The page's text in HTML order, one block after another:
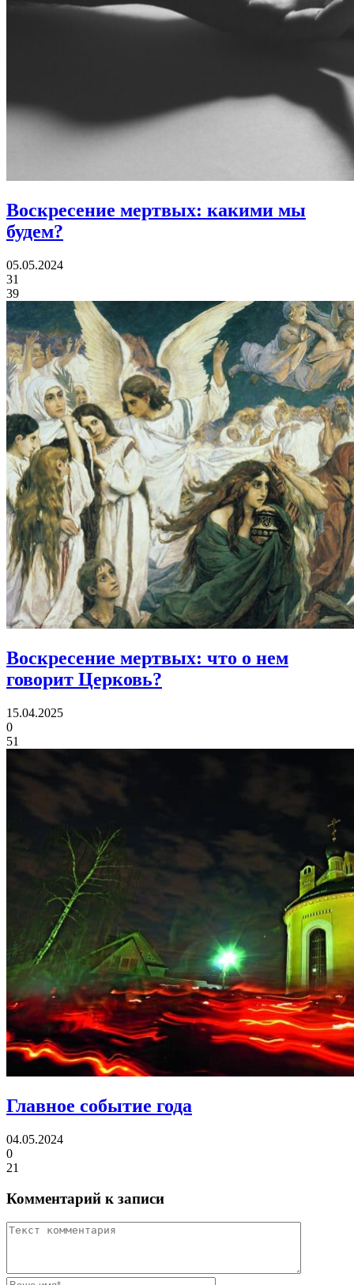
Воскресение мертвых: какими мы
будем?
05.05.2024
31
39
Воскресение мертвых: что о нем
говорит Церковь?
15.04.2025
0
51
Главное событие года
04.05.2024
0
21
Комментарий к записи